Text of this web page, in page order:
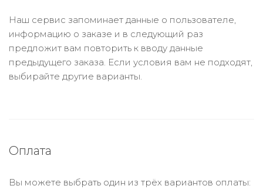
Наш сервис запоминает данные о пользователе,
информацию о заказе и в следующий раз
предложит вам повторить к вводу данные
предыдущего заказа. Если условия вам не подходят,
выбирайте другие варианты.
Оплата
Вы можете выбрать один из трёх вариантов оплаты: